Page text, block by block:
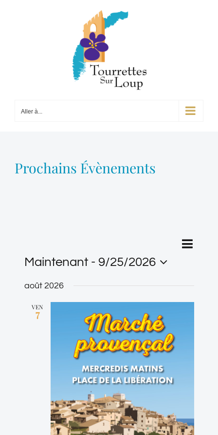
Aller à...
Prochains Évènements
vues
Recherche
Liste
Maintenant - 9/25/2026
Sélectionnez
date.
août 2026
VEN
7